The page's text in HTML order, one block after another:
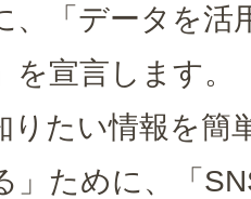
、「データを活
を宣言します。
りたい情報を
」ために、「